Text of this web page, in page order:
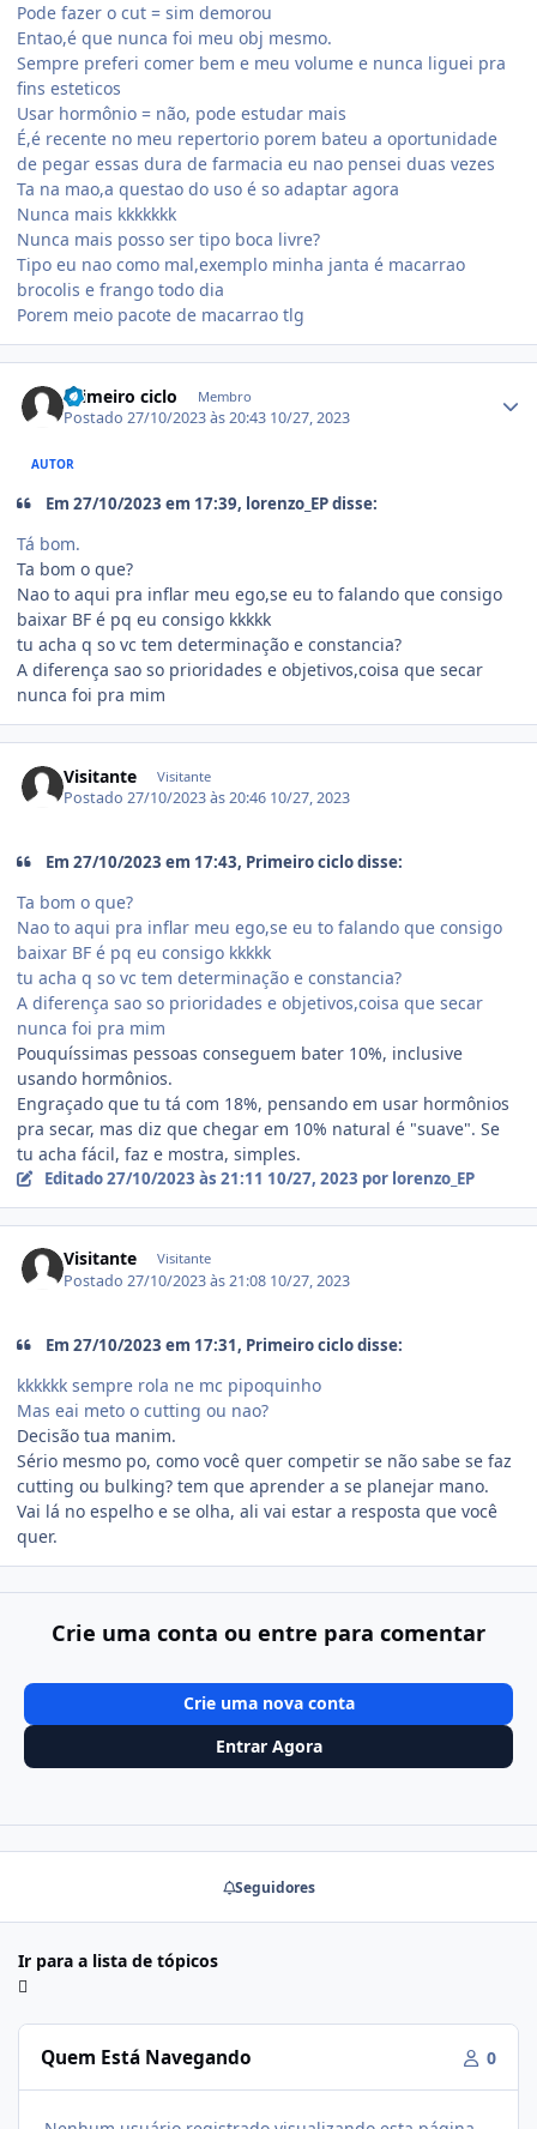
Pode fazer o cut = sim demorou
Entao,é que nunca foi meu obj mesmo.
Sempre preferi comer bem e meu volume e nunca liguei pra
fins esteticos
Usar hormônio = não, pode estudar mais
É,é recente no meu repertorio porem bateu a oportunidade
de pegar essas dura de farmacia eu nao pensei duas vezes
Ta na mao,a questao do uso é so adaptar agora
Nunca mais kkkkkkk
Nunca mais posso ser tipo boca livre?
Tipo eu nao como mal,exemplo minha janta é macarrao
brocolis e frango todo dia
Porem meio pacote de macarrao tlg
Primeiro ciclo Membro
Postado27/10/2023 às 20:43 10/27, 2023
AUTOR
Em 27/10/2023 em 17:39, lorenzo_EP disse:
Tá bom.
Ta bom o que?
Nao to aqui pra inflar meu ego,se eu to falando que consigo
baixar BF é pq eu consigo kkkkk
tu acha q so vc tem determinação e constancia?
A diferença sao so prioridades e objetivos,coisa que secar
nunca foi pra mim
Visitante Visitante
Postado27/10/2023 às 20:46 10/27, 2023
Em 27/10/2023 em 17:43, Primeiro ciclo disse:
Ta bom o que?
Nao to aqui pra inflar meu ego,se eu to falando que consigo
baixar BF é pq eu consigo kkkkk
tu acha q so vc tem determinação e constancia?
A diferença sao so prioridades e objetivos,coisa que secar
nunca foi pra mim
Pouquíssimas pessoas conseguem bater 10%, inclusive
usando hormônios.
Engraçado que tu tá com 18%, pensando em usar hormônios
pra secar, mas diz que chegar em 10% natural é "suave". Se
tu acha fácil, faz e mostra, simples.
Editado27/10/2023 às 21:11 10/27, 2023 por lorenzo_EP
Visitante Visitante
Postado27/10/2023 às 21:08 10/27, 2023
Em 27/10/2023 em 17:31, Primeiro ciclo disse:
kkkkkk sempre rola ne mc pipoquinho
Mas eai meto o cutting ou nao?
Decisão tua manim.
Sério mesmo po, como você quer competir se não sabe se faz
cutting ou bulking? tem que aprender a se planejar mano.
Vai lá no espelho e se olha, ali vai estar a resposta que você
quer.
Crie uma conta ou entre para comentar
Crie uma nova conta
Entrar Agora
Seguidores
Ir para a lista de tópicos
Quem Está Navegando 0